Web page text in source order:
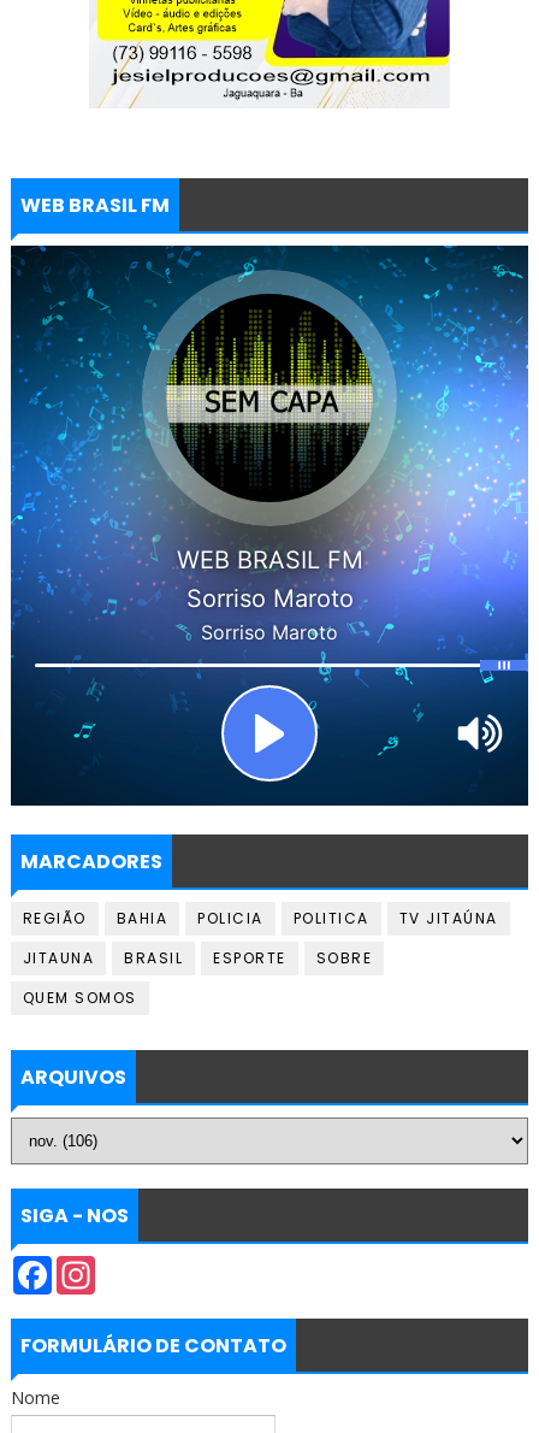
WEB BRASIL FM
MARCADORES
REGIÃO BAHIA POLICIA POLITICA
TV JITAÚNA
JITAUNA
BRASIL ESPORTE
SOBRE
QUEM SOMOS
ARQUIVOS
SIGA - NOS
F
e
b
o
k
I
t
a
r
m
FORMULÁRIO DE CONTATO
Nome